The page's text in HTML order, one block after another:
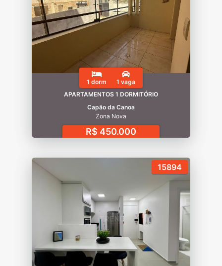
1 dorm
1 vaga
APARTAMENTOS 1 DORMITÓRIO
Capão da Canoa
Zona Nova
R$ 450.000
15894